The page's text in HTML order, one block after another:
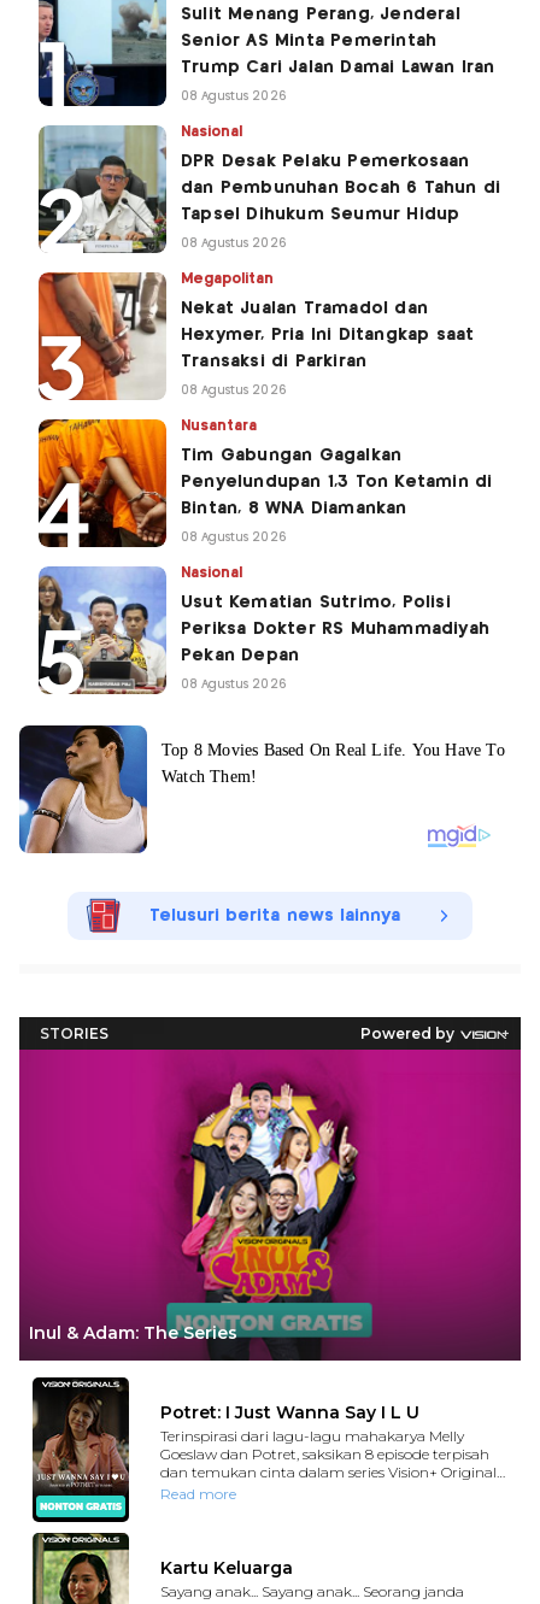
Sulit Menang Perang, Jenderal
Senior AS Minta Pemerintah
Trump Cari Jalan Damai Lawan Iran
08 Agustus 2026
Nasional
DPR Desak Pelaku Pemerkosaan
dan Pembunuhan Bocah 6 Tahun di
Tapsel Dihukum Seumur Hidup
08 Agustus 2026
Megapolitan
Nekat Jualan Tramadol dan
Hexymer, Pria Ini Ditangkap saat
Transaksi di Parkiran
08 Agustus 2026
Nusantara
Tim Gabungan Gagalkan
Penyelundupan 1,3 Ton Ketamin di
Bintan, 8 WNA Diamankan
08 Agustus 2026
Nasional
Usut Kematian Sutrimo, Polisi
Periksa Dokter RS Muhammadiyah
Pekan Depan
08 Agustus 2026
Telusuri berita news lainnya